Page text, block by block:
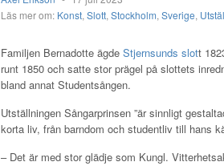
Läs mer om: Konst, Slott, Stockholm, Sverige,
Familjen Bernadotte ägde Stjernsunds slott
runt 1850 och satte stor prägel på slottets
bland annat Studentsången.
Utställningen Sångarprinsen ”är sinnligt
korta liv, från barndom och studentliv till hans
– Det är med stor glädje som Kungl.